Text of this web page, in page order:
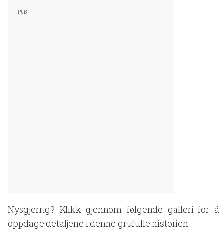
Nysgjerrig? Klikk gjennom følgende galleri for å
oppdage detaljene i denne grufulle historien.